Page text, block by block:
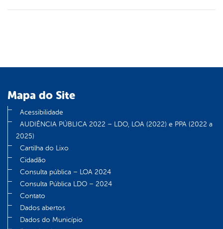
Mapa do Site
Acessibilidade
AUDIÊNCIA PÚBLICA 2022 – LDO, LOA (2022) e PPA (2022 a
2025)
Cartilha do Lixo
Cidadão
Consulta pública – LOA 2024
Consulta Pública LDO – 2024
Contato
Dados abertos
Dados do Município